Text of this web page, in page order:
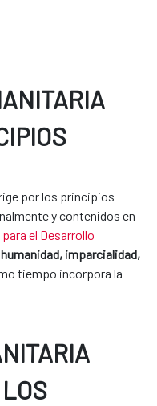
por los principios
y contenidos en
el Desarrollo
humanidad, imparcialidad,
tiempo incorpora la